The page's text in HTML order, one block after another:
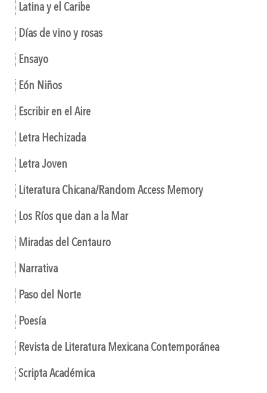
Latina y el Caribe
Días de vino y rosas
Ensayo
Eón Niños
Escribir en el Aire
Letra Hechizada
Letra Joven
Literatura Chicana/Random Access Memory
Los Ríos que dan a la Mar
Miradas del Centauro
Narrativa
Paso del Norte
Poesía
Revista de Literatura Mexicana Contemporánea
Scripta Académica